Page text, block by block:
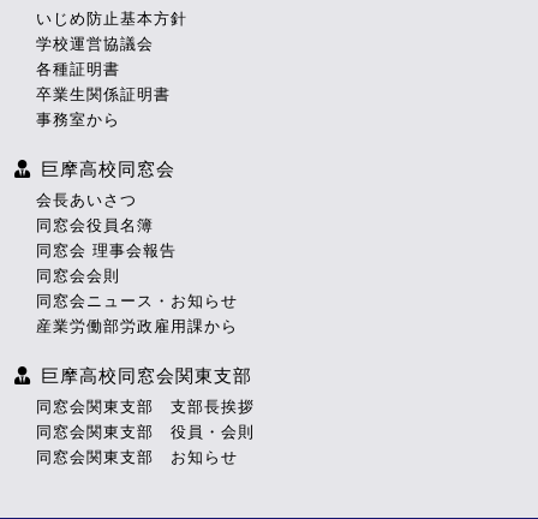
いじめ防止基本方針
学校運営協議会
各種証明書
卒業生関係証明書
事務室から
巨摩高校同窓会
会長あいさつ
同窓会役員名簿
同窓会 理事会報告
同窓会会則
同窓会ニュース・お知らせ
産業労働部労政雇用課から
巨摩高校同窓会関東支部
同窓会関東支部 支部長挨拶
同窓会関東支部 役員・会則
同窓会関東支部 お知らせ